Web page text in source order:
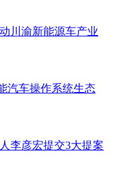
川渝新能源车产业
汽车操作系统生态
李彦宏提交3大提案